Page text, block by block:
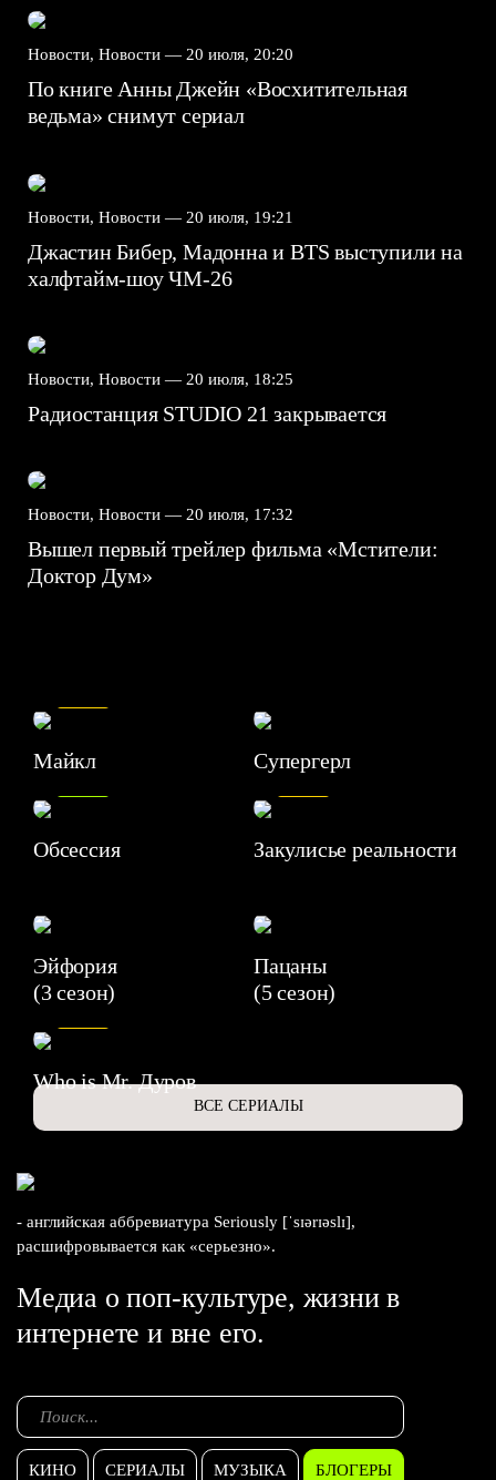
Новости, Новости — 20 июля, 20:20
По книге Анны Джейн «Восхитительная
ведьма» снимут сериал
Новости, Новости — 20 июля, 19:21
Джастин Бибер, Мадонна и BTS выступили на
халфтайм-шоу ЧМ-26
Новости, Новости — 20 июля, 18:25
Радиостанция STUDIO 21 закрывается
Новости, Новости — 20 июля, 17:32
Вышел первый трейлер фильма «Мстители:
Доктор Дум»
Майкл Супергерл
Обсессия
7.1
Закулисье реальности
Эйфория
(3 сезон)
Пацаны
(5 сезон)
6.3
Who is Mr. Дуров
ВСЕ СЕРИАЛЫ
- английская аббревиатура Seriously [ˈsɪərɪəslɪ],
расшифровывается как «серьезно».
Медиа о поп-культуре, жизни в
интернете и вне его.
КИНО СЕРИАЛЫ МУЗЫКА БЛОГЕРЫ